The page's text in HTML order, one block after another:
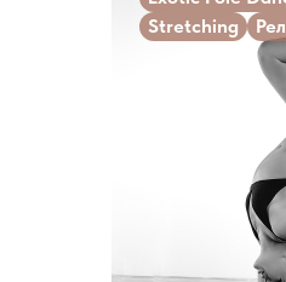
Сила,
Stretching